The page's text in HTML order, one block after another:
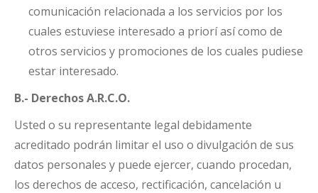
comunicación relacionada a los servicios por los
cuales estuviese interesado a priorí así como de
otros servicios y promociones de los cuales pudiese
estar interesado.
B.- Derechos A.R.C.O.
Usted o su representante legal debidamente
acreditado podrán limitar el uso o divulgación de sus
datos personales y puede ejercer, cuando procedan,
los derechos de acceso, rectificación, cancelación u